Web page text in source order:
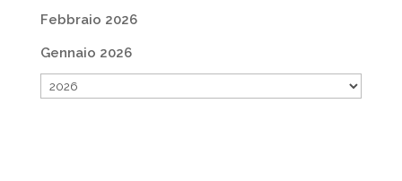
Febbraio 2026
Gennaio 2026